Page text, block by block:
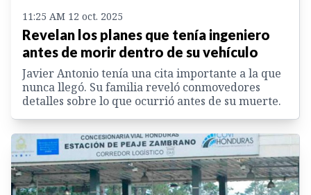
11:25 AM 12 oct. 2025
Revelan los planes que tenía ingeniero
antes de morir dentro de su vehículo
Javier Antonio tenía una cita importante a la que
nunca llegó. Su familia reveló conmovedores
detalles sobre lo que ocurrió antes de su muerte.